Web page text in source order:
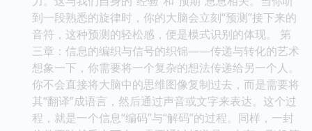
到一段熟悉的旋律时，你的大脑会立刻“预测”接下来的
音符，这种预测的轻松感，便是模式识别的体现。 第
三章：信息的编织与信号的织锦——传递与转化的艺术
想象一下，你需要将一个复杂的想法传递给另一个人。
你不会直接将大脑中的思维图像复制过去，而是需要将
其“翻译”成语言，然后通过声音或文字来表达。这个过
程，就是一个信息“编码”与“解码”的过程。同样，一封